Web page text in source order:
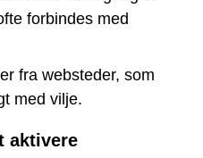
forbindes med
fra websteder, som
med vilje.
aktivere